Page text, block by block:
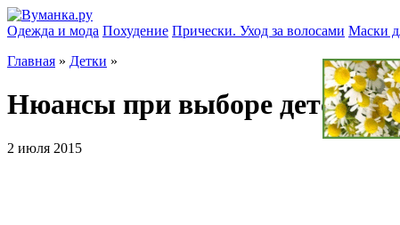
Одежда и мода Похудение Прически. Уход за волосами Маски
Главная » Детки »
Нюансы при выборе детского
2 июля 2015